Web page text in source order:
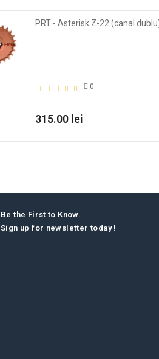
PRT - Asterisk Z-22 (canal
0
315.00 lei
Be the First to Know.
Sign up for newsletter today !